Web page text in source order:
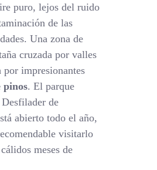
puro, lejos del ruido
de las
Una zona de
cruzada por valles
por impresionantes
pinos. El parque
de
abierto todo el año,
visitarlo
meses de